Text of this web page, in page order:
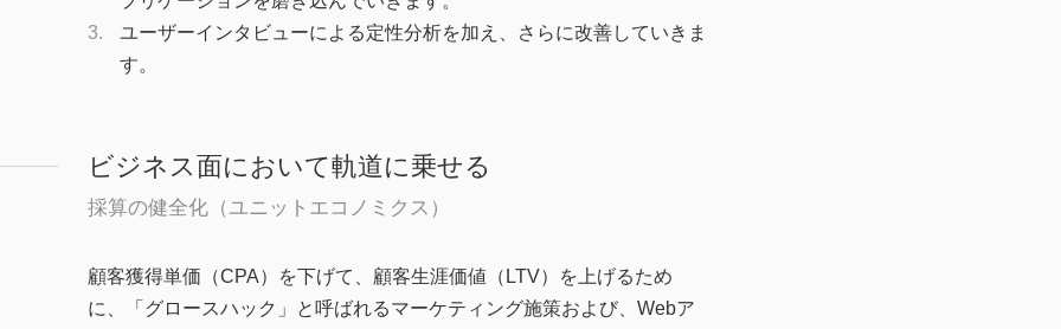
ユーザーインタビューによる定性分析を加え、さらに改善していきま
す。
ビジネス面において軌道に乗せる
採算の健全化（ユニットエコノミクス）
顧客獲得単価（CPA）を下げて、顧客生涯価値（LTV）を上げるため
に、「グロースハック」と呼ばれるマーケティング施策および、Webア